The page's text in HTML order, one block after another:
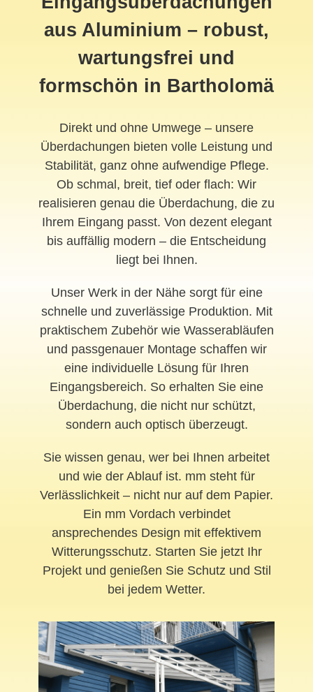
aus Aluminium – robust,
wartungsfrei und
formschön in Bartholomä
Direkt und ohne Umwege – unsere
Überdachungen bieten volle Leistung und
Stabilität, ganz ohne aufwendige Pflege.
Ob schmal, breit, tief oder flach: Wir
realisieren genau die Überdachung, die zu
Ihrem Eingang passt. Von dezent elegant
bis auffällig modern – die Entscheidung
liegt bei Ihnen.
Unser Werk in der Nähe sorgt für eine
schnelle und zuverlässige Produktion. Mit
praktischem Zubehör wie Wasserabläufen
und passgenauer Montage schaffen wir
eine individuelle Lösung für Ihren
Eingangsbereich. So erhalten Sie eine
Überdachung, die nicht nur schützt,
sondern auch optisch überzeugt.
Sie wissen genau, wer bei Ihnen arbeitet
und wie der Ablauf ist. mm steht für
Verlässlichkeit – nicht nur auf dem Papier.
Ein mm Vordach verbindet
ansprechendes Design mit effektivem
Witterungsschutz. Starten Sie jetzt Ihr
Projekt und genießen Sie Schutz und Stil
bei jedem Wetter.